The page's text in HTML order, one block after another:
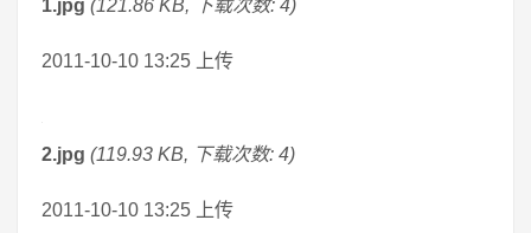
1.jpg (121.86 KB, 下载次数: 4)
2011-10-10 13:25 上传
2.jpg (119.93 KB, 下载次数: 4)
2011-10-10 13:25 上传